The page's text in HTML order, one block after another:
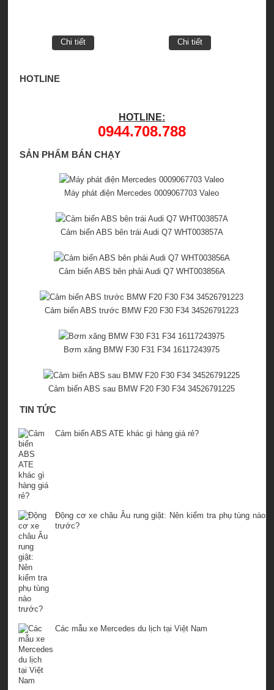
Chi tiết Chi tiết
HOTLINE
HOTLINE:
0944.708.788
SẢN PHẨM BÁN CHẠY
Máy phát điện Mercedes 0009067703 Valeo
Cảm biến ABS bên trái Audi Q7 WHT003857A
Cảm biến ABS bên phải Audi Q7 WHT003856A
Cảm biến ABS trước BMW F20 F30 F34 34526791223
Bơm xăng BMW F30 F31 F34 16117243975
Cảm biến ABS sau BMW F20 F30 F34 34526791225
TIN TỨC
Cảm biến ABS ATE khác gì hàng giá rẻ?
Động cơ xe châu Âu rung giật: Nên kiểm tra phụ tùng nào
trước?
Các mẫu xe Mercedes du lịch tại Việt Nam